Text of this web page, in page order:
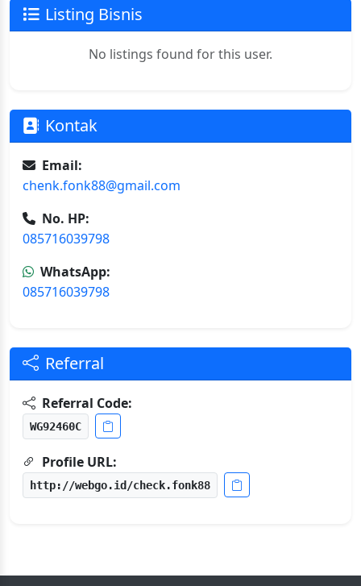
Listing Bisnis
No listings found for this user.
Kontak
Email:
chenk.fonk88@gmail.com
No. HP:
085716039798
WhatsApp:
085716039798
Referral
Referral Code:
WG92460C
Profile URL:
http://webgo.id/check.fonk88